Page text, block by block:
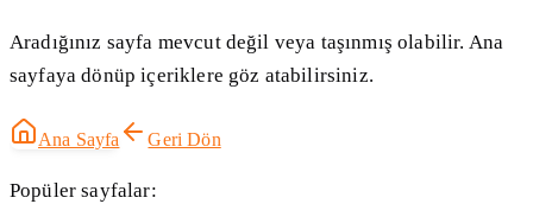
Aradığınız sayfa mevcut değil veya taşınmış olabilir. Ana
sayfaya dönüp içeriklere göz atabilirsiniz.
Ana Sayfa Geri Dön
Popüler sayfalar: